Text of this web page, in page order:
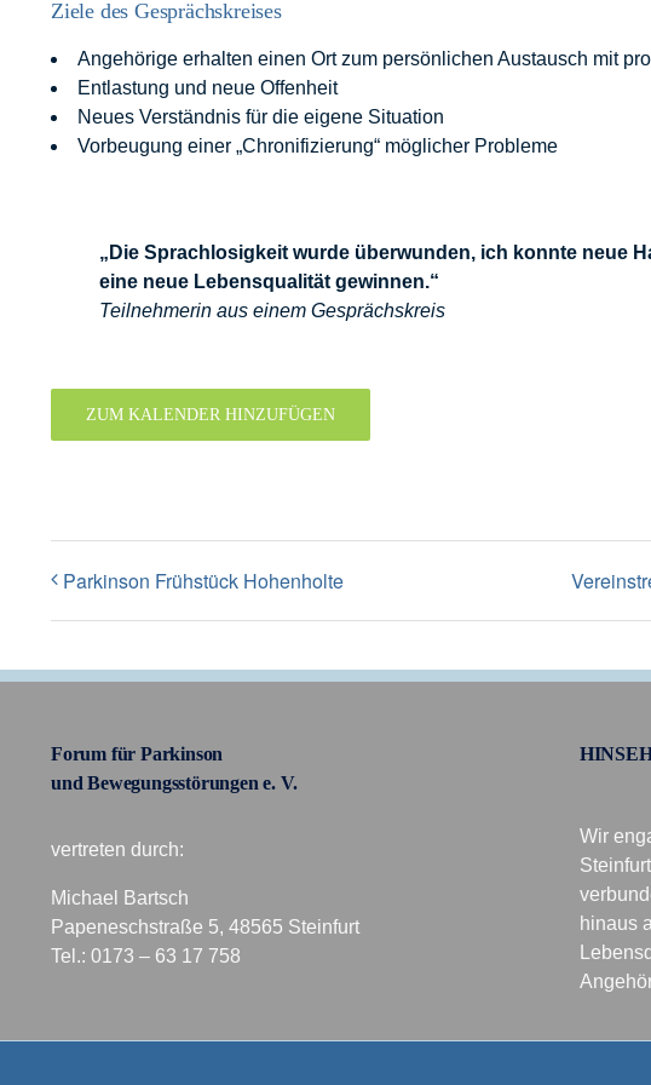
Ziele des Gesprächskreises
Angehörige erhalten einen Ort zum persönlichen Austausch mit
Entlastung und neue Offenheit
Neues Verständnis für die eigene Situation
Vorbeugung einer „Chronifizierung“ möglicher Probleme
„Die Sprachlosigkeit wurde überwunden, ich konnte neue
eine neue Lebensqualität gewinnen.“
Teilnehmerin aus einem Gesprächskreis
ZUM KALENDER HINZUFÜGEN
Parkinson Frühstück Hohenholte
Forum für Parkinson
und Bewegungsstörungen e. V.
vertreten durch:
Michael Bartsch
Papeneschstraße 5, 48565 Steinfurt
Tel.: 0173 – 63 17 758
Wir
hinaus